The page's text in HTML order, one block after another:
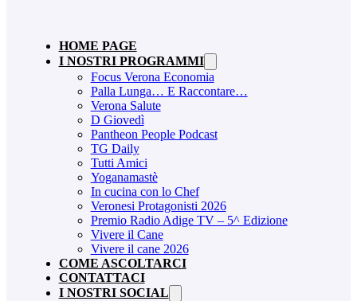
HOME PAGE
I NOSTRI PROGRAMMI
Focus Verona Economia
Palla Lunga… E Raccontare…
Verona Salute
D Giovedì
Pantheon People Podcast
TG Daily
Tutti Amici
Yoganamastè
In cucina con lo Chef
Veronesi Protagonisti 2026
Premio Radio Adige TV – 5^ Edizione
Vivere il Cane
Vivere il cane 2026
COME ASCOLTARCI
CONTATTACI
I NOSTRI SOCIAL